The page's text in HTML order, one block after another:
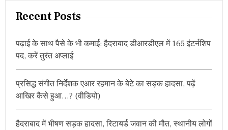
का
न
खा
Recent Posts
पढ़ाई के साथ पैसे के भी कमाई: हैदराबाद डीआरडीएल में 165 इंटर्नशिप
पद, करें तुरंत अप्लाई
प्रसिद्ध संगीत निर्देशक एआर रहमान के बेटे का सड़क हादसा, पढ़ें
आखिर कैसे हुआ…? (वीडियो)
हैदराबाद में भीषण सड़क हादसा, रिटायर्ड जवान की मौत, स्थानीय लोगों